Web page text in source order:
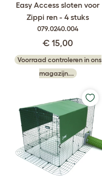
Easy Access sloten voor
Zippi ren - 4 stuks
079.0240.004
€ 15,00
Voorraad controleren in ons
magazijn...